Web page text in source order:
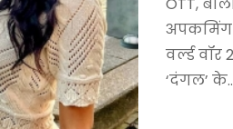
अपकमिंग
वर्ल्ड
‘दंगल’